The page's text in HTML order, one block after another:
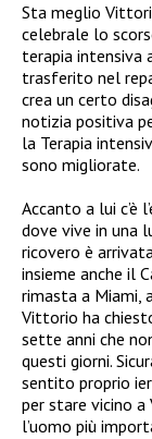
Sta meglio
celebrale lo
terapia intensiva
trasferito nel
crea un certo
notizia positiva
la Terapia
sono migliorate.
Accanto a lui c’è
dove vive in una
ricovero è
insieme anche il
rimasta a Miami,
Vittorio ha
sette anni che
questi giorni.
sentito proprio
per stare vicino
l’uomo più